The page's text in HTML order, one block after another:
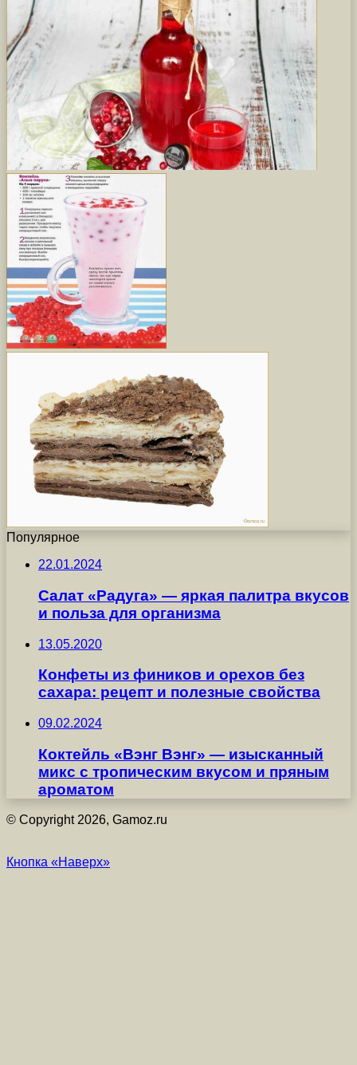
Популярное
22.01.2024
Салат «Радуга» — яркая палитра вкусов
и польза для организма
13.05.2020
Конфеты из фиников и орехов без
сахара: рецепт и полезные свойства
09.02.2024
Коктейль «Вэнг Вэнг» — изысканный
микс с тропическим вкусом и пряным
ароматом
© Copyright 2026, Gamoz.ru
Кнопка «Наверх»